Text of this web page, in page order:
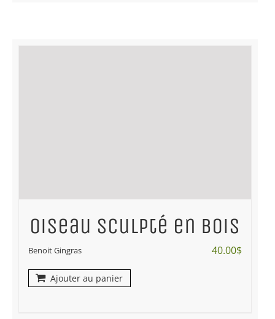
Oiseau sculpté en bois
Benoit Gingras 40.00$
Ajouter au panier